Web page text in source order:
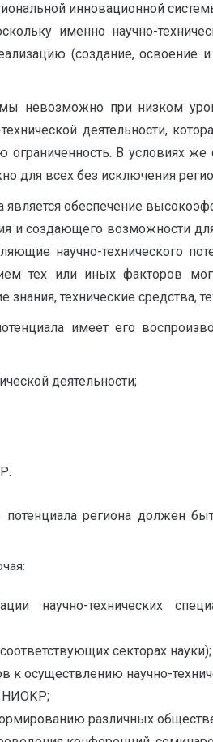
инновационной
именно научно-
(создание, освоение
при низком
деятельности,
В условиях
для всех без исключения
обеспечение
и создающего возможности
научно-технического
тех или иных факторов
технические средства,
имеет его
деятельности;
потенциала региона должен
научно-технических
секторах науки);
осуществлению научно-
НИОКР;
различных